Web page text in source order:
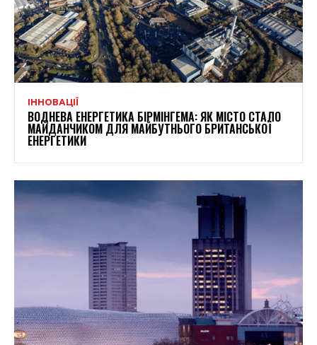
ІННОВАЦІЇ
ВОДНЕВА ЕНЕРГЕТИКА БІРМІНГЕМА: ЯК МІСТО СТАЛО
МАЙДАНЧИКОМ ДЛЯ МАЙБУТНЬОГО БРИТАНСЬКОЇ
ЕНЕРГЕТИКИ